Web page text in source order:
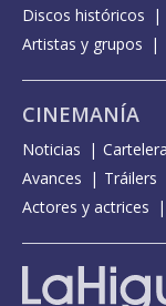
Discos históricos
Artistas y grupos
CINEMANÍA
Noticias Cartelera
Avances
Tráilers
Actores y actrices